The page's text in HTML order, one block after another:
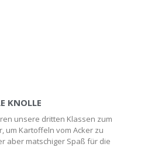
KNOLLE
unsere dritten Klassen zum
um Kartoffeln vom Acker zu
aber matschiger Spaß für die